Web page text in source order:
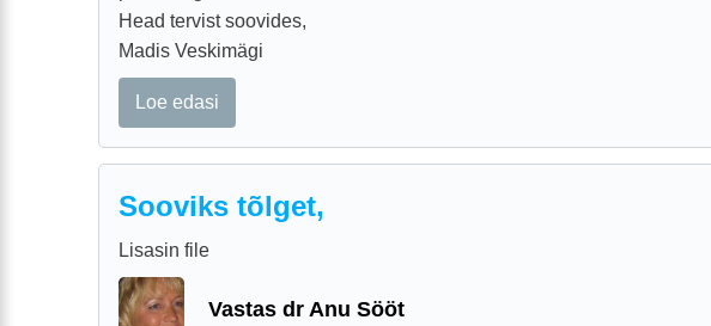
Head tervist soovides,
Madis Veskimägi
Loe edasi
Sooviks tõlget,
Lisasin file
Vastas dr Anu Sööt